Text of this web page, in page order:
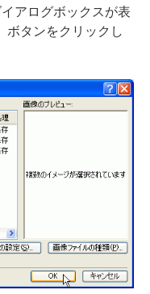
アログボックスが表
ボタンをクリックし